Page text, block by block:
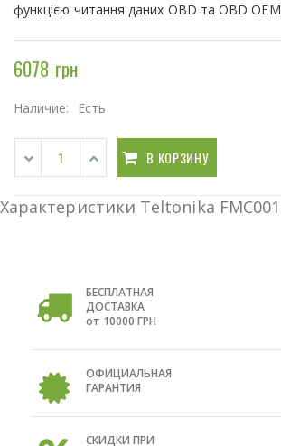
функцією читання даних OBD та OBD OEM
6078 грн
Наличие: Есть
В КОРЗИНУ
Характеристики Teltonika FMC001
БЕСПЛАТНАЯ
ДОСТАВКА
от 10000 ГРН
ОФИЦИАЛЬНАЯ
ГАРАНТИЯ
СКИДКИ ПРИ